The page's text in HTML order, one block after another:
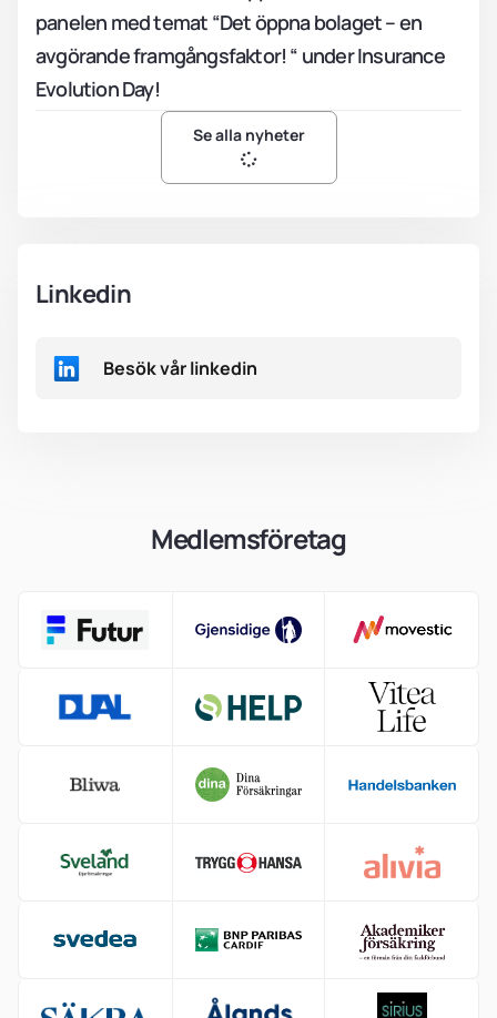
panelen med temat “Det öppna bolaget – en
avgörande framgångsfaktor! “ under Insurance
Evolution Day!
Se alla nyheter
Linkedin
Besök vår linkedin
Medlemsföretag